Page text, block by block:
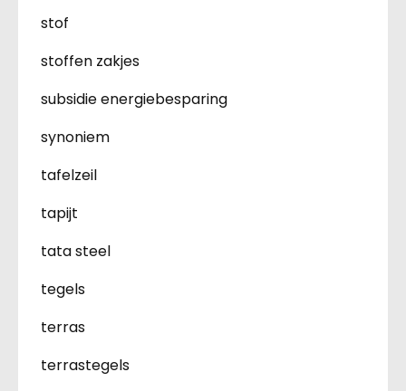
stof
stoffen zakjes
subsidie energiebesparing
synoniem
tafelzeil
tapijt
tata steel
tegels
terras
terrastegels